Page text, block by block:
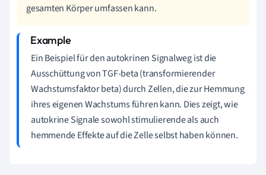
gesamten Körper umfassen kann.
Ein Beispiel für den autokrinen Signalweg ist die
Ausschüttung von TGF-beta (transformierender
Wachstumsfaktor beta) durch Zellen, die zur Hemmung
ihres eigenen Wachstums führen kann. Dies zeigt, wie
autokrine Signale sowohl stimulierende als auch
hemmende Effekte auf die Zelle selbst haben können.